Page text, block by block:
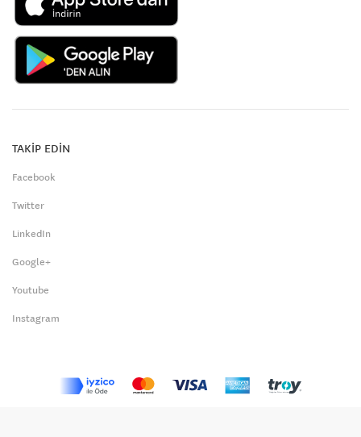
TAKİP EDİN
Facebook
Twitter
LinkedIn
Google+
Youtube
Instagram